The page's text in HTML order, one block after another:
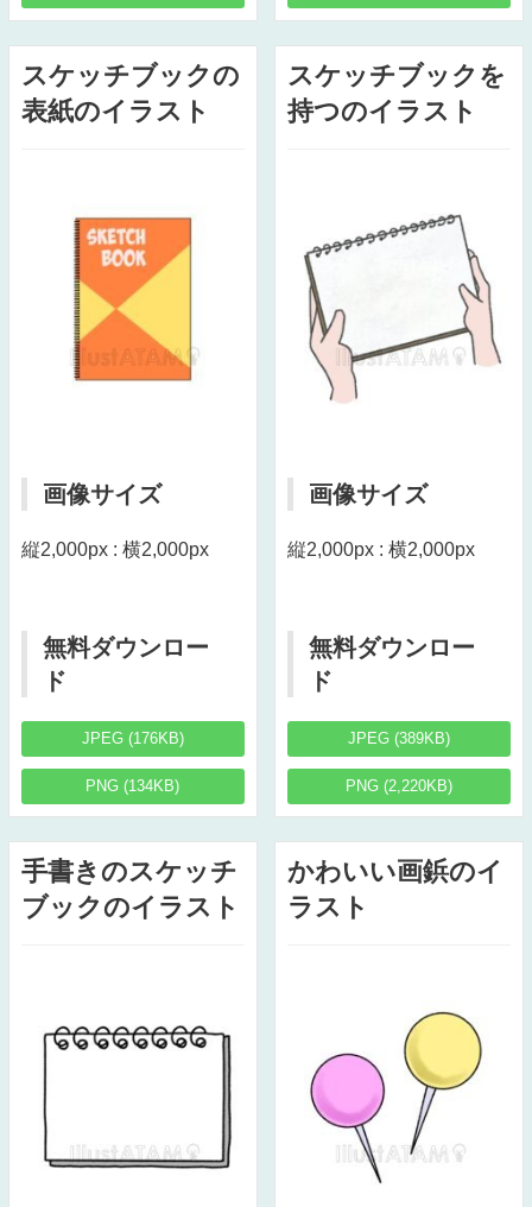
スケッチブックの
表紙のイラスト
画像サイズ
縦2,000px : 横2,000px
無料ダウンロー
ド
JPEG (176KB)
PNG (134KB)
スケッチブックを
持つのイラスト
画像サイズ
縦2,000px : 横2,000px
無料ダウンロー
ド
JPEG (389KB)
PNG (2,220KB)
手書きのスケッチ
ブックのイラスト
かわいい画鋲のイ
ラスト